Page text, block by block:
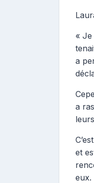
« Je
a
a
et
eux.